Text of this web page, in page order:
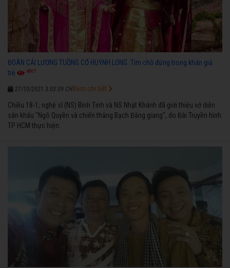
ĐOÀN CẢI LƯƠNG TUỒNG CỔ HUỲNH LONG: Tìm chỗ đứng trong khán giả
trẻ
4807
27/10/2021 3:03:09 CH
Chiều 18-1, nghệ sĩ (NS) Bình Tinh và NS Nhật Khánh đã giới thiệu vở diễn
sân khấu "Ngô Quyền và chiến thắng Bạch Đằng giang", do Đài Truyền hình
TP HCM thực hiện.
Xem chi tiết